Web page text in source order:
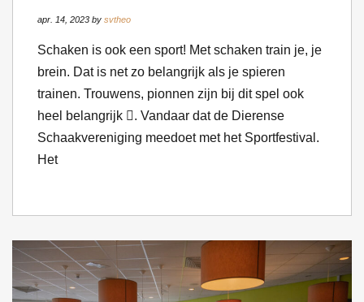
apr. 14, 2023 by svtheo
Schaken is ook een sport! Met schaken train je, je
brein. Dat is net zo belangrijk als je spieren
trainen. Trouwens, pionnen zijn bij dit spel ook
heel belangrijk . Vandaar dat de Dierense
Schaakvereniging meedoet met het Sportfestival.
Het